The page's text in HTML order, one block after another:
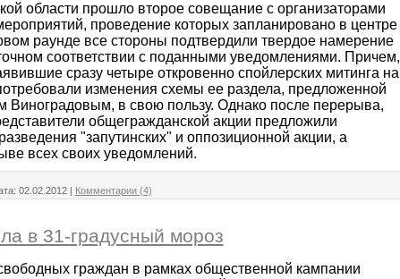
области прошло второе совещание с организаторами
проведение которых запланировано в центре
раунде все стороны подтвердили твердое намерение
соответствии с поданными уведомлениями. Причем,
сразу четыре откровенно спойлерских митинга на
изменения схемы ее раздела, предложенной
Виноградовым, в свою пользу. Однако после перерыва,
общегражданской акции предложили
"запутинских" и оппозиционной акции, а
всех своих уведомлений.
02.02.2012 | Комментарии (4)
в 31-градусный мороз
граждан в рамках общественной кампании